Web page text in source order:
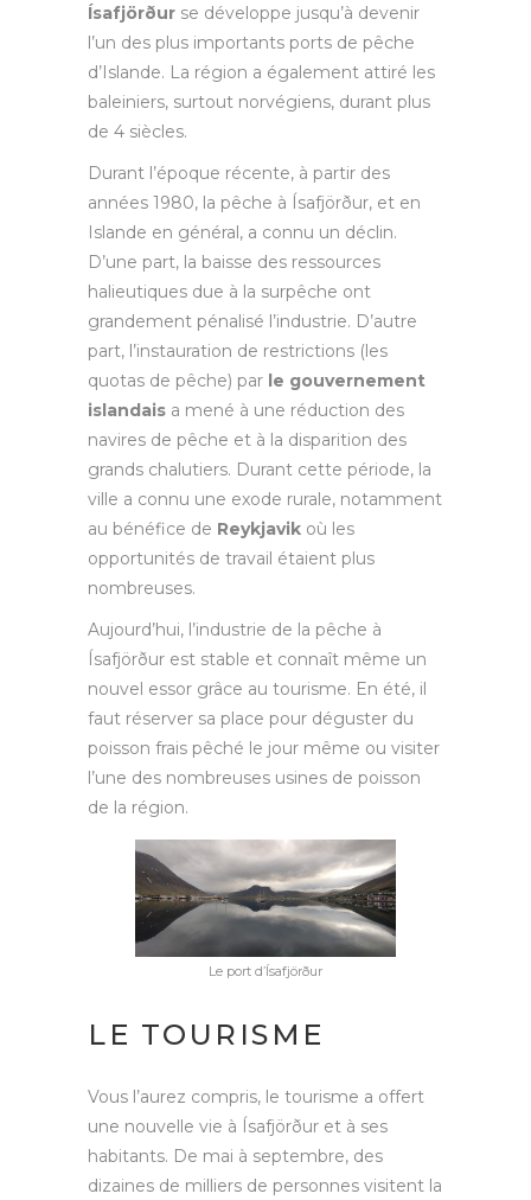
Ísafjörður se développe jusqu’à devenir
l’un des plus importants ports de pêche
d’Islande. La région a également attiré les
baleiniers, surtout norvégiens, durant plus
de 4 siècles.
Durant l’époque récente, à partir des
années 1980, la pêche à Ísafjörður, et en
Islande en général, a connu un déclin.
D’une part, la baisse des ressources
halieutiques due à la surpêche ont
grandement pénalisé l’industrie. D’autre
part, l’instauration de restrictions (les
quotas de pêche) par le gouvernement
islandais a mené à une réduction des
navires de pêche et à la disparition des
grands chalutiers. Durant cette période, la
ville a connu une exode rurale, notamment
au bénéfice de Reykjavik où les
opportunités de travail étaient plus
nombreuses.
Aujourd’hui, l’industrie de la pêche à
Ísafjörður est stable et connaît même un
nouvel essor grâce au tourisme. En été, il
faut réserver sa place pour déguster du
poisson frais pêché le jour même ou visiter
l’une des nombreuses usines de poisson
de la région.
Le port d’Ísafjörður
LE TOURISME
Vous l’aurez compris, le tourisme a offert
une nouvelle vie à Ísafjörður et à ses
habitants. De mai à septembre, des
dizaines de milliers de personnes visitent la